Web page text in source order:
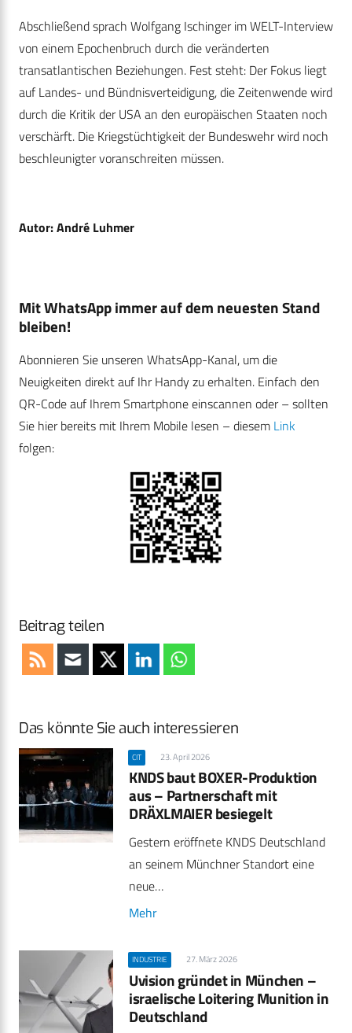
Abschließend sprach Wolfgang Ischinger im WELT-Interview
von einem Epochenbruch durch die veränderten
transatlantischen Beziehungen. Fest steht: Der Fokus liegt
auf Landes- und Bündnisverteidigung, die Zeitenwende wird
durch die Kritik der USA an den europäischen Staaten noch
verschärft. Die Kriegstüchtigkeit der Bundeswehr wird noch
beschleunigter voranschreiten müssen.
Autor: André Luhmer
Mit WhatsApp immer auf dem neuesten Stand
bleiben!
Abonnieren Sie unseren WhatsApp-Kanal, um die
Neuigkeiten direkt auf Ihr Handy zu erhalten. Einfach den
QR-Code auf Ihrem Smartphone einscannen oder – sollten
Sie hier bereits mit Ihrem Mobile lesen – diesem Link
folgen:
Beitrag teilen
Das könnte Sie auch interessieren
CIT 23. April 2026
KNDS baut BOXER-Produktion
aus – Partnerschaft mit
DRÄXLMAIER besiegelt
Gestern eröffnete KNDS Deutschland
an seinem Münchner Standort eine
neue…
Mehr
INDUSTRIE 27. März 2026
Uvision gründet in München –
israelische Loitering Munition in
Deutschland